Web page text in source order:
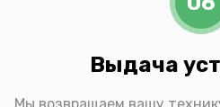
Выдача
Мы возвращаем вашу